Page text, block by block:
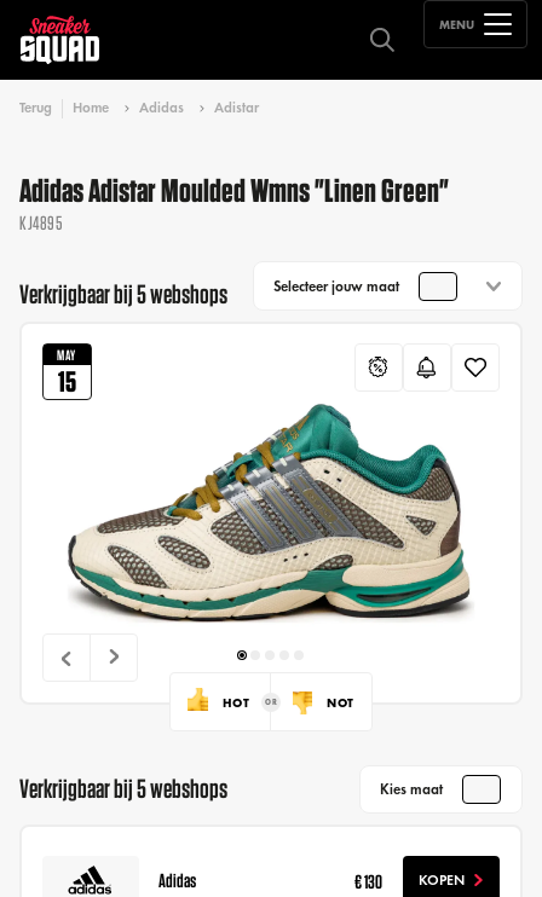
MENU
Terug Home Adidas Adistar
Adidas Adistar Moulded Wmns "Linen Green"
KJ4895
Verkrijgbaar bij 5 webshops Selecteer jouw maat
MAY
15
HOT NOT
Verkrijgbaar bij 5 webshops Kies maat
Adidas € 130 KOPEN